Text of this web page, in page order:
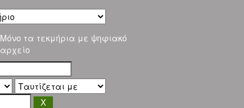
Μόνο τα τεκμήρια με ψηφιακό
αρχείο